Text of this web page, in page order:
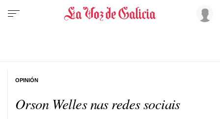
Orson Welles nas redes sociais
OPINIÓN